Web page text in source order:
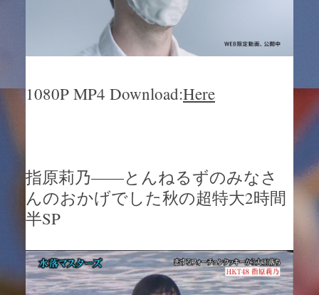
1080P MP4 Download:Here
指原莉乃——とんねるずのみなさ
んのおかげでした秋の超特大2時間
半SP